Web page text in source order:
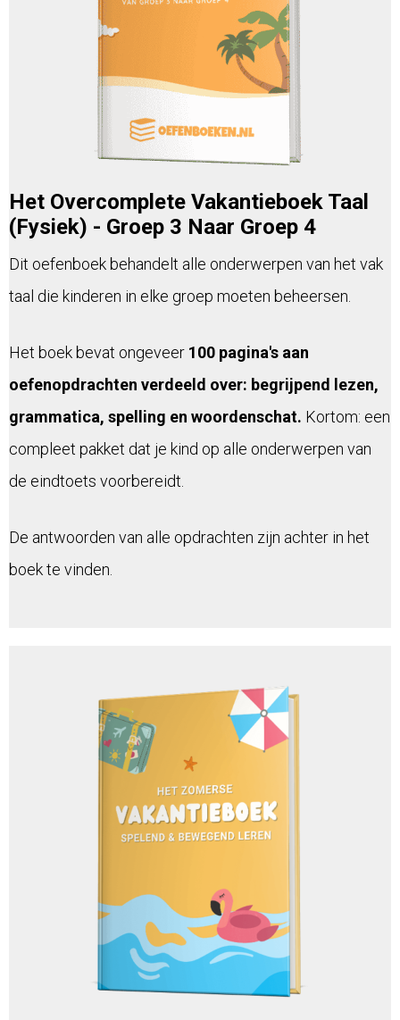
Het Overcomplete Vakantieboek Taal
(Fysiek) - Groep 3 Naar Groep 4
Dit oefenboek behandelt alle onderwerpen van het vak
taal die kinderen in elke groep moeten beheersen.
Het boek bevat ongeveer 100 pagina's aan
oefenopdrachten verdeeld over: begrijpend lezen,
grammatica, spelling en woordenschat. Kortom: een
compleet pakket dat je kind op alle onderwerpen van
de eindtoets voorbereidt.
De antwoorden van alle opdrachten zijn achter in het
boek te vinden.